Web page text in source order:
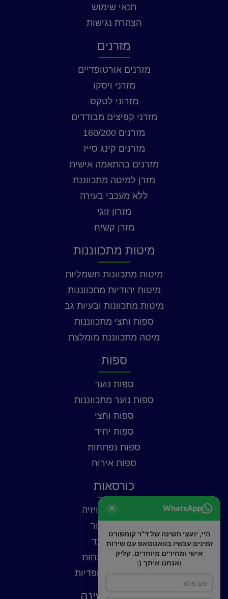
תנאי שימוש
הצהרת נגישות
מזרנים
מזרנים אורטופדיים
מזרני ויסקו
מזרוני לטקס
מזרני קפיצים מבודדים
מזרנים 160/200
מזרנים קינג סייז
מזרנים בהתאמה אישית
מזרן למיטה מתכווננת
ללא מעכבי בעירה
מזרון זוגי
מזרן קשיח
מיטות מתכווננות
מיטות מתכוונות חשמליות
מיטות יהודיות מתכווננות
מיטות מתכוונות ובעיות גב
ספות וחצי מתכווננות
מיטה מתכווננת מומלצת
ספות
ספות נוער
ספות נוער מתכווננות
ספות וחצי
ספות יחיד
ספות נפתחות
ספות אירוח
כורסאות
כורסאות טלוויזיה
כורסאות עור
כורסאות בד
כורסאות נפתחות
כורסאות אורטופדיות
פתרונות שינה
WhatsApp
היי, יועצי השינה של ד"ר קומפורט
זמינים עכשיו בוואטסאפ עם שירות
אישי ומחירים מיוחדים. קליק
ואנחנו איתך (: